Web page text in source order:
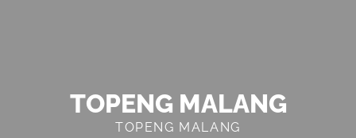
TOPENG MALANG
TOPENG MALANG